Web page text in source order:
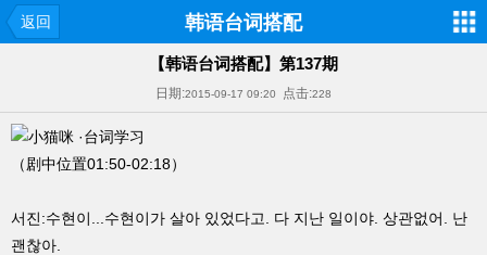
返回 韩语台词搭配
【韩语台词搭配】第137期
日期:2015-09-17 09:20 点击:228
·台词学习
（剧中位置01:50-02:18）
서진:수현이...수현이가 살아 있었다고. 다 지난 일이야. 상관없어. 난
괜찮아.